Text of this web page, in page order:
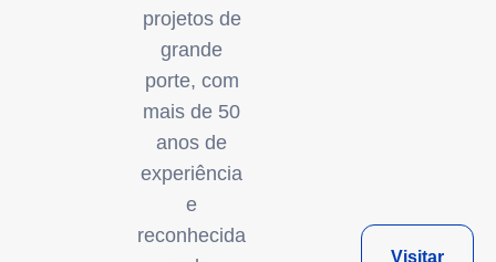
projetos de
grande
porte, com
mais de 50
anos de
experiência
e
reconhecida
Visitar